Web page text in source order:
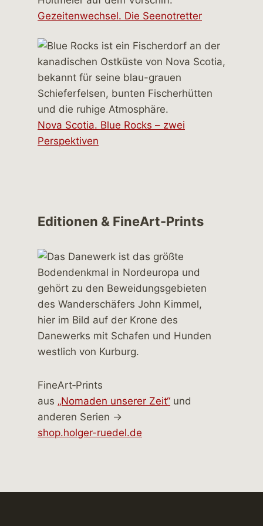
Gezeitenwechsel. Die Seenotretter
Nova Scotia. Blue Rocks – zwei
Perspektiven
Editionen & FineArt-Prints
FineArt‑Prints
aus „Nomaden unserer Zeit“ und
anderen Serien →
shop.holger-ruedel.de